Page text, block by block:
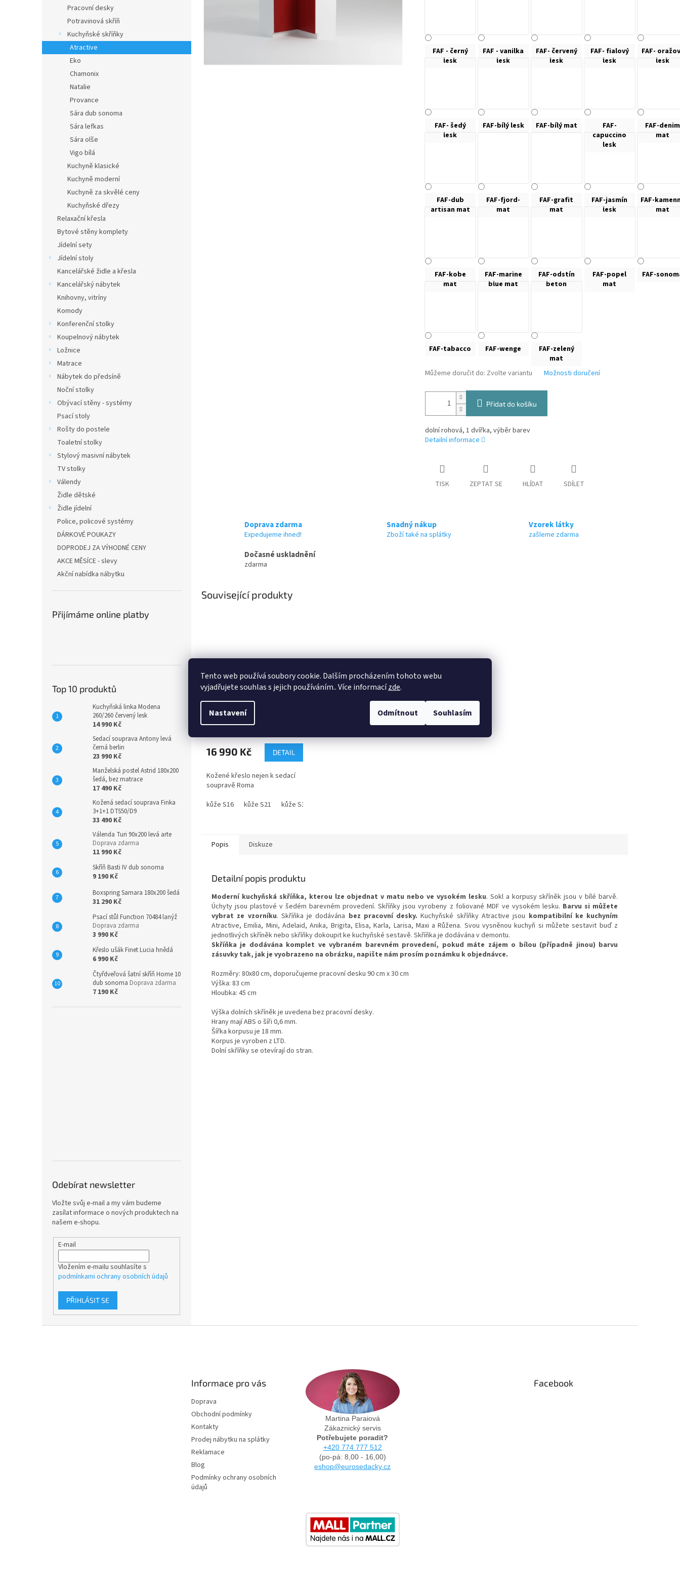
Tento web používá soubory cookie. Dalším procházením tohoto webu
vyjadřujete souhlas s jejich používáním.. Více informacízde.
Nastavení Odmítnout Souhlasím
Pracovní desky
Potravinová skříň
Kuchyňské skříňky
Atractive
Eko
Chamonix
Natalie
Provance
Sára dub sonoma
Sára lefkas
Sára olše
Vigo bílá
Kuchyně klasické
Kuchyně moderní
Kuchyně za skvělé ceny
Kuchyňské dřezy
Relaxační křesla
Bytové stěny komplety
Jídelní sety
Jídelní stoly
Kancelářské židle a křesla
Kancelářský nábytek
Knihovny, vitríny
Komody
Konferenční stolky
Koupelnový nábytek
Ložnice
Matrace
Nábytek do předsíně
Noční stolky
Obývací stěny - systémy
Psací stoly
Rošty do postele
Toaletní stolky
Stylový masivní nábytek
TV stolky
Válendy
Židle dětské
Židle jídelní
Police, policové systémy
DÁRKOVÉ POUKAZY
DOPRODEJ ZA VÝHODNÉ CENY
AKCE MĚSÍCE - slevy
Akční nabídka nábytku
Přijímáme online platby
Top 10 produktů
Kuchyňská linka Modena
260/260 červený lesk
14 990 Kč
Sedací souprava Antony levá
černá berlin
23 990 Kč
Manželská postel Astrid 180x200
šedá, bez matrace
17 490 Kč
Kožená sedací souprava Finka
3+1+1 DTS50/D9
33 490 Kč
Válenda Turi 90x200 levá arte
Doprava zdarma
11 990 Kč
Skříň Basti IV dub sonoma
9 190 Kč
Boxspring Samara 180x200 šedá
31 290 Kč
Psací stůl Function 70484 lanýž
Doprava zdarma
3 990 Kč
Křeslo ušák Finet Lucia hnědá
6 990 Kč
Čtyřdveřová šatní skříň Home 10
dub sonoma Doprava zdarma
7 190 Kč
Odebírat newsletter
Vložte svůj e-mail a my vám budeme
zasílat informace o nových produktech na
našem e-shopu.
E-mail
Vložením e-mailu souhlasíte s
podmínkami ochrany osobních údajů
PŘIHLÁSIT SE
FAF - černý
lesk
FAF - vanilka
lesk
FAF- červený
lesk
FAF- fialový
lesk
FAF-
lesk
FAF- šedý
lesk
FAF-bílý lesk FAF-bílý mat
FAF-
capuccino
lesk
FAF-denim
mat
FAF-dub
artisan mat
FAF-fjord-
mat
FAF-grafit
mat
FAF-jasmín
lesk
FAF-
mat
FAF-kobe
mat
FAF-marine
blue mat
FAF-odstín
beton
FAF-popel
mat
FAF-
FAF-tabacco FAF-wenge
FAF-zelený
mat
Můžeme doručit do: Zvolte variantu Možnosti doručení
Přidat do košíku
dolní rohová, 1 dvířka, výběr barev
Detailní informace
TISK ZEPTAT SE HLÍDAT SDÍLET
Doprava zdarma
Expedujeme ihned!
Snadný nákup
Zboží také na splátky
Vzorek látky
zašleme zdarma
Dočasné uskladnění
zdarma
Související produkty
16 990 Kč DETAIL
Kožené křeslo nejen k sedací
soupravě Roma
kůže S16
kůže S21 kůže S34
Popis Diskuze
Detailní popis produktu
Moderní kuchyňská skříňka, kterou lze objednat v matu nebo ve vysokém lesku. Sokl a korpusy skříněk jsou v bílé barvě.
Úchyty jsou plastové v šedém barevném provedení. Skříňky jsou vyrobeny z foliované MDF ve vysokém lesku. Barvu si můžete
vybrat ze vzorníku. Skříňka je dodávána bez pracovní desky. Kuchyňské skříňky Atractive jsou kompatibilní ke kuchyním
Atractive, Emilia, Mini, Adelaid, Anika, Brigita, Elisa, Karla, Larisa, Maxi a Růžena. Svou vysněnou kuchyň si můžete sestavit buď z
jednotlivých skříněk nebo skříňky dokoupit ke kuchyňské sestavě. Skříňka je dodávána v demontu.
Skříňka je dodávána komplet ve vybraném barevném provedení, pokud máte zájem o bílou (případně jinou) barvu
zásuvky tak, jak je vyobrazeno na obrázku, napište nám prosím poznámku k objednávce.
Rozměry: 80x80 cm, doporučujeme pracovní desku 90 cm x 30 cm
Výška: 83 cm
Hloubka: 45 cm
Výška dolních skříněk je uvedena bez pracovní desky.
Hrany mají ABS o šíři 0,6 mm.
Šířka korpusu je 18 mm.
Korpus je vyroben z LTD.
Dolní skříňky se otevírají do stran.
Informace pro vás
Doprava
Obchodní podmínky
Kontakty
Prodej nábytku na splátky
Reklamace
Blog
Podmínky ochrany osobních
údajů
Martina Paraiová
Zákaznický servis
Potřebujete poradit?
+420 774 777 512
(po-pá: 8,00 - 16,00)
eshop@eurosedacky.cz
Facebook